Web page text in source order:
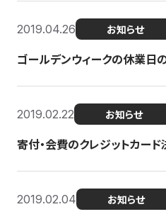
2019.04.26 お知らせ
ゴールデンウィークの休業日
2019.02.22 お知らせ
寄付・会費のクレジットカー
2019.02.04 お知らせ